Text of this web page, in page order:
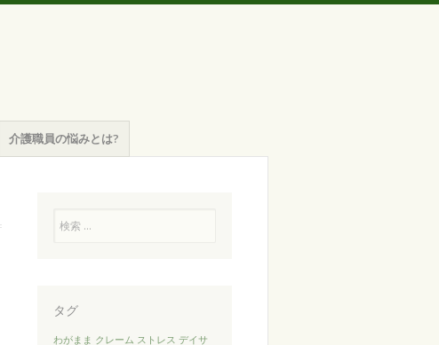
介護職員の悩みとは?
索
タグ
わがまま クレーム ストレス デイサ